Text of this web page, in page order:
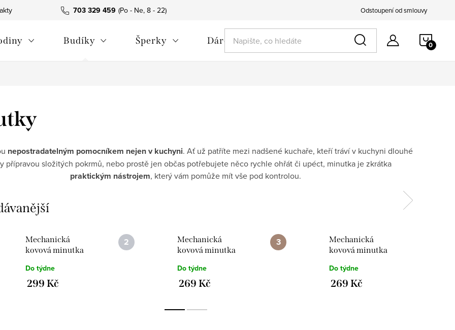
703 329 459 Odstoupení od smlouvy
Budíky Šperky Dárek pro ni
nepostradatelným pomocníkem nejen v kuchyni. Ať už patříte mezi nadšené kuchaře, kteří tráví v kuchyni dlouhé
přípravou složitých pokrmů, nebo prostě jen občas potřebujete něco rychle ohřát či upéct, minutka je zkrátka
praktickým nástrojem, který vám pomůže mít vše pod kontrolou.
Mechanická
kovová minutka
stříbrná
Do týdne
299 Kč
Mechanická
kovová minutka
Do týdne
269 Kč
Mechanická
kovová minutka
Do týdne
269 Kč